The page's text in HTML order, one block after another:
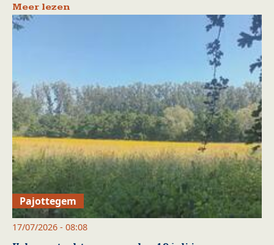
Meer lezen
Pajottegem
17/07/2026 - 08:08